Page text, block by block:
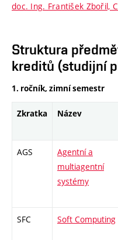
doc. Ing. František Zbořil,
Struktura
kreditů (studijní
1. ročník, zimní semestr
Zkratka Název
AGS
Agentní a
multiagentní
systémy
SFC Soft Computing